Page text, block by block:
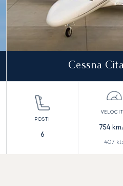
Cessna
6
754
407